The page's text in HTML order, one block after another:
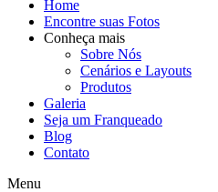
Home
Encontre suas Fotos
Conheça mais
Sobre Nós
Cenários e Layouts
Produtos
Galeria
Seja um Franqueado
Blog
Contato
Menu